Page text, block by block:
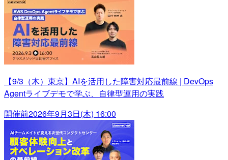
【9/3（木）東京】AIを活用した障害対応最前線 | DevOps
Agentライブデモで学ぶ、自律型運用の実践
開催前2026年9月3日(木) 16:00